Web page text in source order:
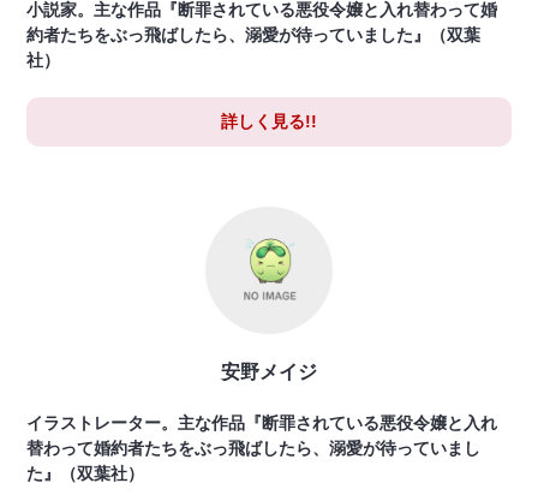
小説家。主な作品『断罪されている悪役令嬢と入れ替わって婚
約者たちをぶっ飛ばしたら、溺愛が待っていました』（双葉
社）
詳しく見る!!
安野メイジ
イラストレーター。主な作品『断罪されている悪役令嬢と入れ
替わって婚約者たちをぶっ飛ばしたら、溺愛が待っていまし
た』（双葉社）